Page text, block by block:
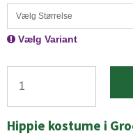
Vælg Størrelse
Vælg Variant
Hippie kostume i